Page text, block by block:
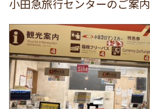
小田急旅行センターのご案内